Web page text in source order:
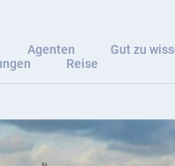
Agenten Gut zu
Reise